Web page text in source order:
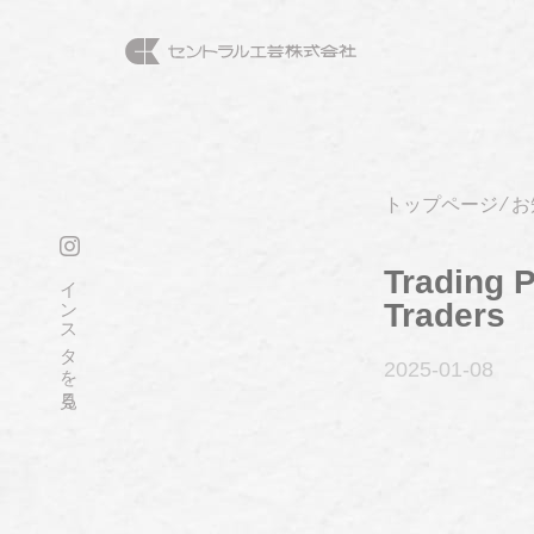
インスタを見る
トップページ⁄
Trading
Traders
2025-01 -08